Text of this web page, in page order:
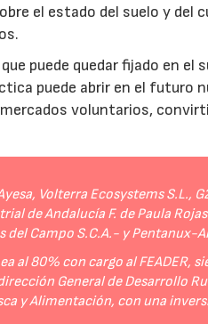
el estado del suelo y del
puede quedar fijado en el
puede abrir en el futuro
voluntarios,
Volterra Ecosystems S.L.,
de Andalucía F. de Paula
Campo S.C.A.- y Pentanux-
al 80% con cargo al FEADER,
General de Desarrollo
y Alimentación, con una